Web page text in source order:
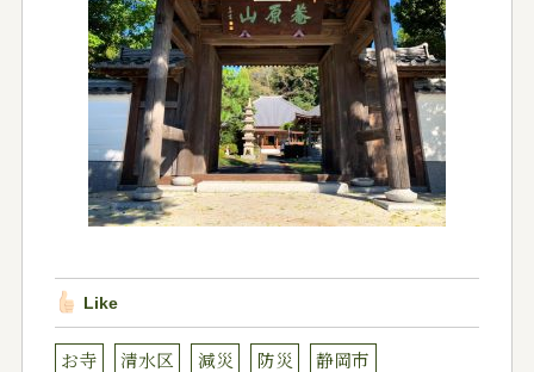
Like
お寺 清水区 減災 防災 静岡市